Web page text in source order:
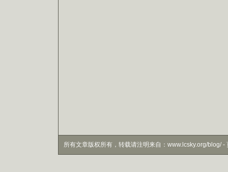
所有文章版权所有，转载请注明来自：www.lcsky.org/blog/